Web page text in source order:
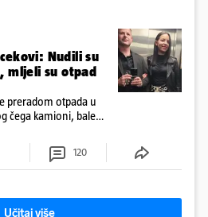
Nudili su
mljeli su otpad
preradom otpada u
čega kamioni, bale
120
Učitaj više